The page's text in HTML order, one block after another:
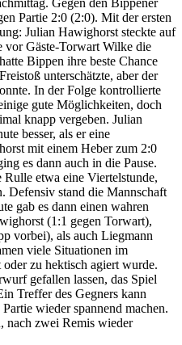
Partie 2:0 (2:0). Mit der ersten
Julian Hawighorst steckte auf
vor Gäste-Torwart Wilke die
Bippen ihre beste Chance
unterschätzte, aber der
In der Folge kontrollierte
gute Möglichkeiten, doch
knapp vergeben. Julian
besser, als er eine
mit einem Heber zum 2:0
es dann auch in die Pause.
Rulle etwa eine Viertelstunde,
Defensiv stand die Mannschaft
gab es dann einen wahren
(1:1 gegen Torwart),
vorbei), als auch Liegmann
viele Situationen im
oder zu hektisch agiert wurde.
gefallen lassen, das Spiel
Treffer des Gegners kann
wieder spannend machen.
nach zwei Remis wieder